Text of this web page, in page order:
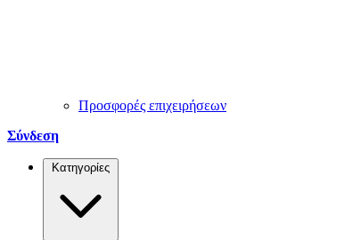
Προσφορές επιχειρήσεων
Σύνδεση
Κατηγορίες